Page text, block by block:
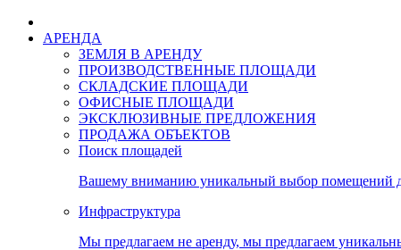
АРЕНДА
ЗЕМЛЯ В АРЕНДУ
ПРОИЗВОДСТВЕННЫЕ ПЛОЩАДИ
СКЛАДСКИЕ ПЛОЩАДИ
ОФИСНЫЕ ПЛОЩАДИ
ЭКСКЛЮЗИВНЫЕ ПРЕДЛОЖЕНИЯ
ПРОДАЖА ОБЪЕКТОВ
Поиск площадей
Вашему вниманию уникальный выбор помещений
Инфраструктура
Мы предлагаем не аренду, мы предлагаем